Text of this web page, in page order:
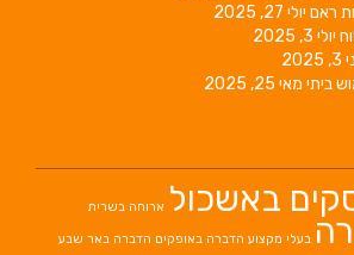
ראם יולי 27, 2025
יולי 3, 2025
ביתי מאי 25, 2025
באשכול ארוחה בשרית
בעלי מקצוע הדברה באופקים הדברה באר שבע